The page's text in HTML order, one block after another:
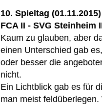
10. Spieltag (01.11.2015)
FCA II - SVG Steinheim
Kaum zu glauben, aber
einen Unterschied gab
oder besser die
nicht.
Ein Lichtblick gab es für
man meist